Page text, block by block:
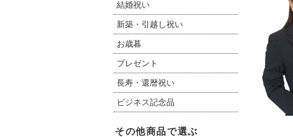
結婚祝い
新築・引越し祝い
お歳暮
プレゼント
長寿・還暦祝い
ビジネス記念品
その他商品で選ぶ